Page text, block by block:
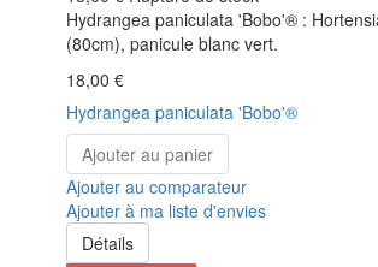
Hydrangea paniculata 'Bobo'® :
(80cm), panicule blanc vert.
18,00 €
Hydrangea paniculata 'Bobo'®
Ajouter au panier
Ajouter au comparateur
Ajouter à ma liste d'envies
Détails